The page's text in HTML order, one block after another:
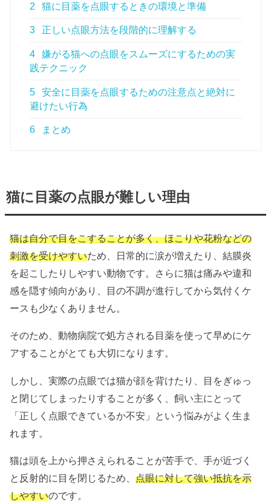
2 猫に目薬を点眼するときの環境と準備
3 正しい点眼方法を段階的に理解する
4
嫌がる猫への点眼をスムーズにするための実
践テクニック
5
安全に目薬を点眼するための注意点と絶対に
避けたい行為
6 まとめ
猫に目薬の点眼が難しい理由
猫は自分で目をこすることが多く、ほこりや花粉などの
刺激を受けやすいため、日常的に涙が増えたり、結膜炎
を起こしたりしやすい動物です。さらに猫は痛みや違和
感を隠す傾向があり、目の不調が進行してから気付くケ
ースも少なくありません。
そのため、動物病院で処方される目薬を使って早めにケ
アすることがとても大切になります。
しかし、実際の点眼では猫が顔を背けたり、目をぎゅっ
と閉じてしまったりすることが多く、飼い主にとって
「正しく点眼できているか不安」という悩みがよく生ま
れます。
猫は頭を上から押さえられることが苦手で、手が近づく
と反射的に目を閉じるため、点眼に対して強い抵抗を示
しやすいのです。